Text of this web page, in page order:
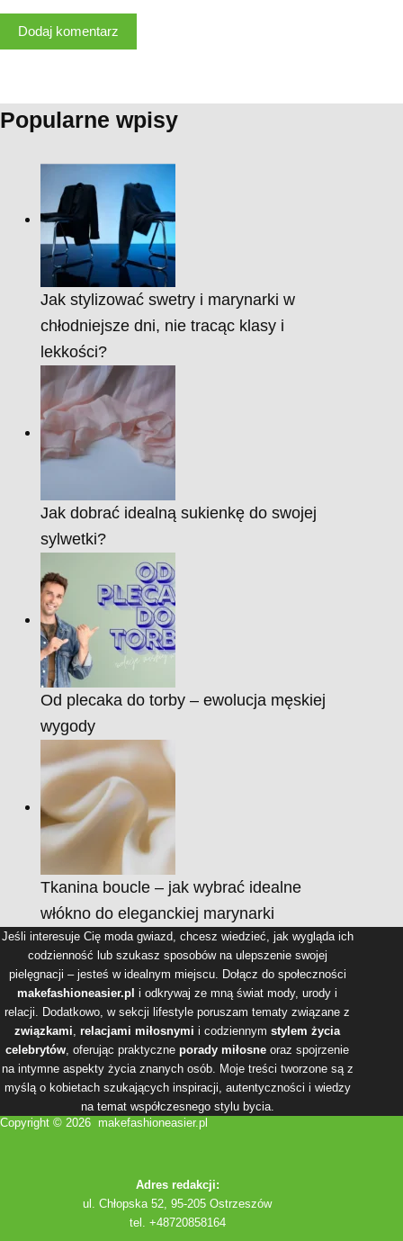
Dodaj komentarz
Popularne wpisy
Jak stylizować swetry i marynarki w
chłodniejsze dni, nie tracąc klasy i
lekkości?
Jak dobrać idealną sukienkę do swojej
sylwetki?
Od plecaka do torby – ewolucja męskiej
wygody
Tkanina boucle – jak wybrać idealne
włókno do eleganckiej marynarki
Jeśli interesuje Cię moda gwiazd, chcesz wiedzieć, jak wygląda ich
codzienność lub szukasz sposobów na ulepszenie swojej
pielęgnacji – jesteś w idealnym miejscu. Dołącz do społeczności
makefashioneasier.pl i odkrywaj ze mną świat mody, urody i
relacji. Dodatkowo, w sekcji lifestyle poruszam tematy związane z
związkami,relacjami miłosnymi i codziennymstylem życia
celebrytów, oferując praktyczneporady miłosne oraz spojrzenie
na intymne aspekty życia znanych osób. Moje treści tworzone są z
myślą o kobietach szukających inspiracji, autentyczności i wiedzy
na temat współczesnego stylu bycia.
Copyright © 2026 makefashioneasier.pl
Adres redakcji:
ul. Chłopska 52, 95-205 Ostrzeszów
tel. +48720858164